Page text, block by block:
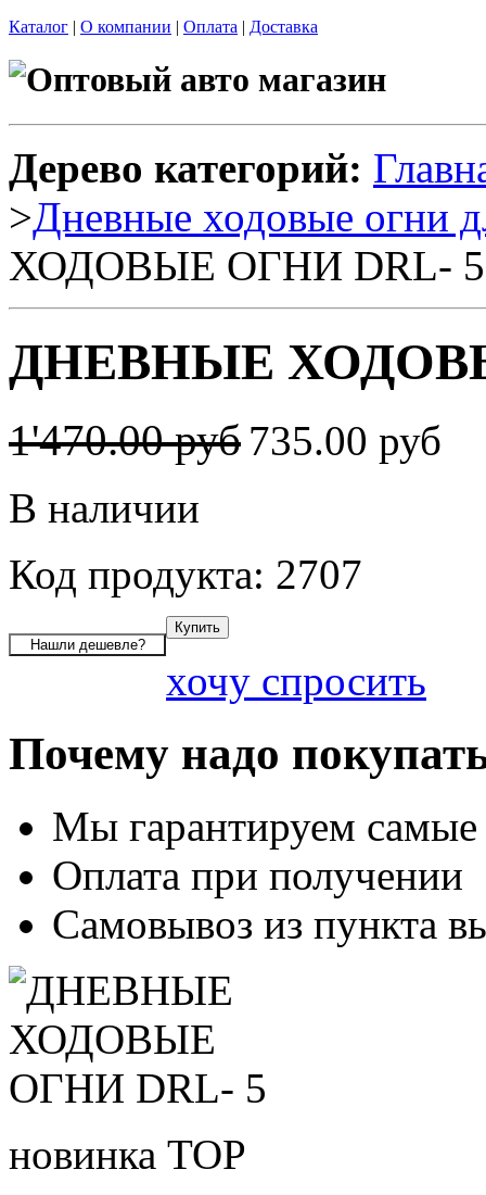
Каталог | О компании | Оплата | Доставка
Дерево категорий:
>Дневные ходовые огни
ХОДОВЫЕ ОГНИ DRL- 5
ДНЕВНЫЕ
1'470.00 руб 735.00 руб
В наличии
Код продукта: 2707
хочу спросить
Почему надо
Мы гарантируем
Оплата при получении
Самовывоз из пункта
новинка TOP